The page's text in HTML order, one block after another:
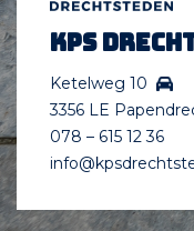
KPS
Ketelweg 10
3356 LE
078 – 615 12 36